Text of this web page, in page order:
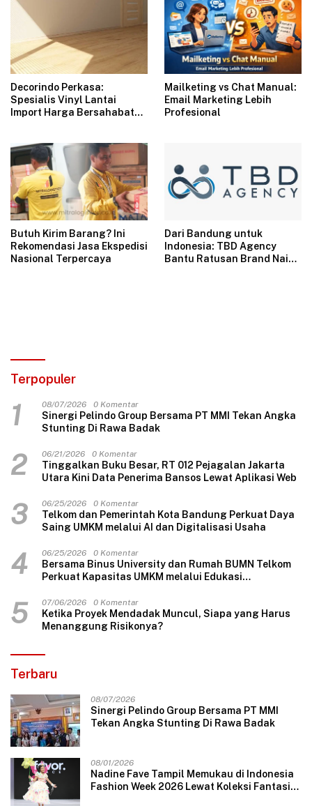
Decorindo Perkasa:
Spesialis Vinyl Lantai
Import Harga Bersahabat
Mailketing vs Chat Manual:
Email Marketing Lebih
Profesional
Butuh Kirim Barang? Ini
Rekomendasi Jasa Ekspedisi
Nasional Terpercaya
Dari Bandung untuk
Indonesia: TBD Agency
Bantu Ratusan Brand Naik
Terpopuler
1 08/07/2026 0 Komentar
Sinergi Pelindo Group Bersama PT MMI Tekan Angka
Stunting Di Rawa Badak
2 06/21/2026 0 Komentar
Tinggalkan Buku Besar, RT 012 Pejagalan Jakarta
Utara Kini Data Penerima Bansos Lewat Aplikasi Web
3 06/25/2026 0 Komentar
Telkom dan Pemerintah Kota Bandung Perkuat Daya
Saing UMKM melalui AI dan Digitalisasi Usaha
4 06/25/2026 0 Komentar
Bersama Binus University dan Rumah BUMN Telkom
Perkuat Kapasitas UMKM melalui Edukasi
Harga Jual
5 07/06/2026 0 Komentar
Ketika Proyek Mendadak Muncul, Siapa yang Harus
Menanggung Risikonya?
Terbaru
08/07/2026
Sinergi Pelindo Group Bersama PT MMI
Tekan Angka Stunting Di Rawa Badak
08/01/2026
Nadine Fave Tampil Memukau di Indonesia
Fashion Week 2026 Lewat Koleksi Fantasi